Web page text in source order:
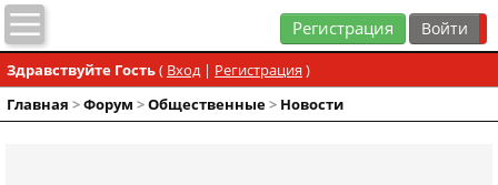
Регистрация
Здравствуйте Гость( Вход| Регистрация )
Главная >Форум >Общественные> Новости